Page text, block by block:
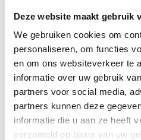
Deze website maakt gebruik
We gebruiken cookies om
personaliseren, om functies
en om ons websiteverkeer te
informatie over uw gebruik
partners voor social media,
partners kunnen deze
informatie die u aan ze heeft
verzameld op basis van uw
#1 in de
Trustpilot
Binnen 24 uur
offerte
Legwerk vanuit
tegelzettersgilde
Meer dan 500